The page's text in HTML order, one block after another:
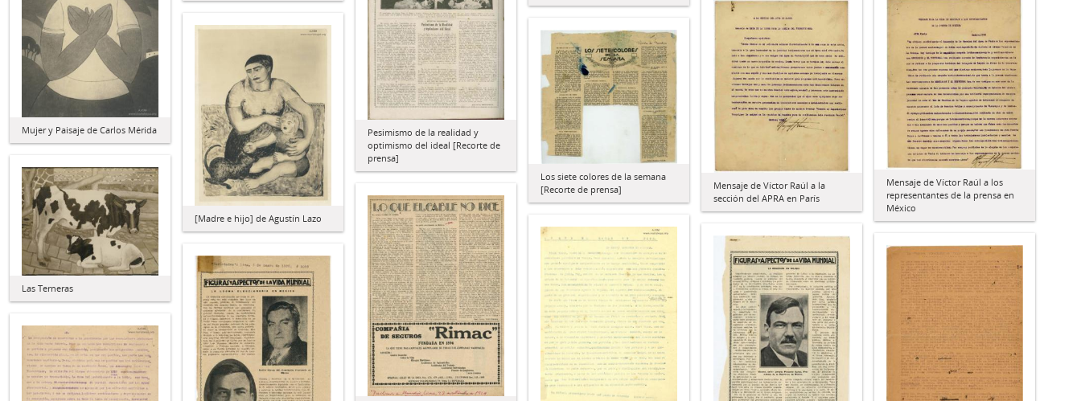
Pesimismo de la realidad y
optimismo del ideal [Recorte de
prensa]
Mujer y Paisaje de Carlos Mérida
Mensaje de Víctor Raúl a los
representantes de la prensa en
México
Mensaje de Víctor Raúl a la
sección del APRA en París
[Madre e hijo] de Agustín Lazo
Los siete colores de la semana
[Recorte de prensa]
Las Terneras